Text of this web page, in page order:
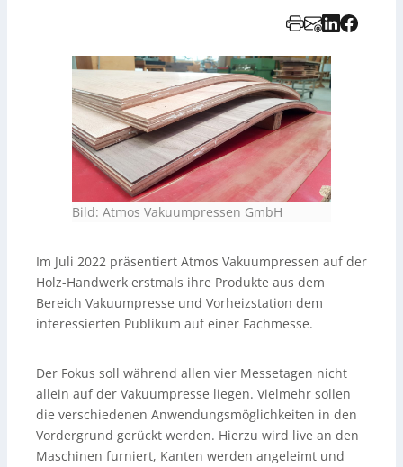
Bild: Atmos Vakuumpressen GmbH
Im Juli 2022 präsentiert Atmos Vakuumpressen auf der
Holz-Handwerk erstmals ihre Produkte aus dem
Bereich Vakuumpresse und Vorheizstation dem
interessierten Publikum auf einer Fachmesse.
Der Fokus soll während allen vier Messetagen nicht
allein auf der Vakuumpresse liegen. Vielmehr sollen
die verschiedenen Anwendungsmöglichkeiten in den
Vordergrund gerückt werden. Hierzu wird live an den
Maschinen furniert, Kanten werden angeleimt und